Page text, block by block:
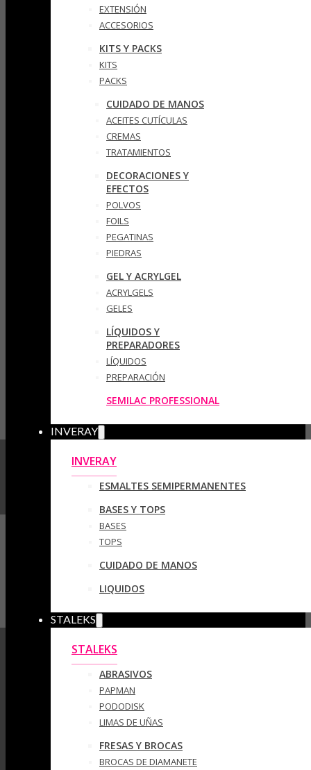
EXTENSIÓN
ACCESORIOS
KITS Y PACKS
KITS
PACKS
CUIDADO DE MANOS
ACEITES CUTÍCULAS
CREMAS
TRATAMIENTOS
DECORACIONES Y
EFECTOS
POLVOS
FOILS
PEGATINAS
PIEDRAS
GEL Y ACRYLGEL
ACRYLGELS
GELES
LÍQUIDOS Y
PREPARADORES
LÍQUIDOS
PREPARACIÓN
SEMILAC PROFESSIONAL
INVERAY
INVERAY
ESMALTES SEMIPERMANENTES
BASES Y TOPS
BASES
TOPS
CUIDADO DE MANOS
LIQUIDOS
STALEKS
STALEKS
ABRASIVOS
PAPMAN
PODODISK
LIMAS DE UÑAS
FRESAS Y BROCAS
BROCAS DE DIAMANETE